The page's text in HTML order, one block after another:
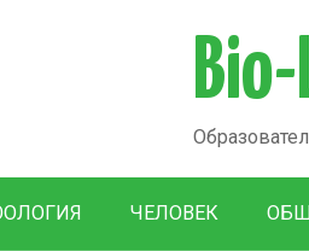
ЧЕЛОВЕК